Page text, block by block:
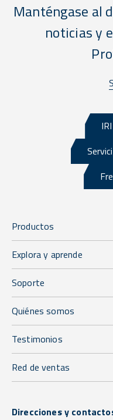
Manténgase al
noticias y
Productos
Explora y aprende
Soporte
Quiénes somos
Testimonios
Red de ventas
Direcciones y